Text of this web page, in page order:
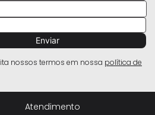
nossos termos em nossa política de
Atendimento